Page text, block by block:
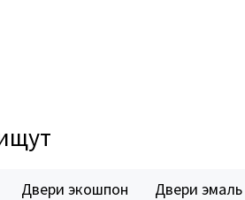
Двери экошпон Двери эмаль